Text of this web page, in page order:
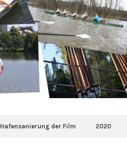
Hafensanierung der Film 2020